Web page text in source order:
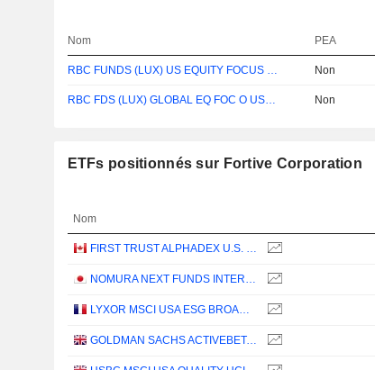
Nom PEA
RBC FUNDS (LUX) US EQUITY FOCUS O USDACC Non
RBC FDS (LUX) GLOBAL EQ FOC O USD CAP Non
ETFs positionnés sur Fortive Corporation
Nom
FIRST TRUST ALPHADEX U.S. INDUSTRIALS SECTOR INDEX ETF - CAD HEDGED
NOMURA NEXT FUNDS INTERNATIONAL EQUITY MSCI-KOKUSAI (YEN-HEDGED) ETF - JPY
LYXOR MSCI USA ESG BROAD CTB (DR) UCITS ETF - DIST - EUR
GOLDMAN SACHS ACTIVEBETA PARIS-ALIGNED SUSTAINABLE US LARGE CAP EQUITY UCITS ETF - USD